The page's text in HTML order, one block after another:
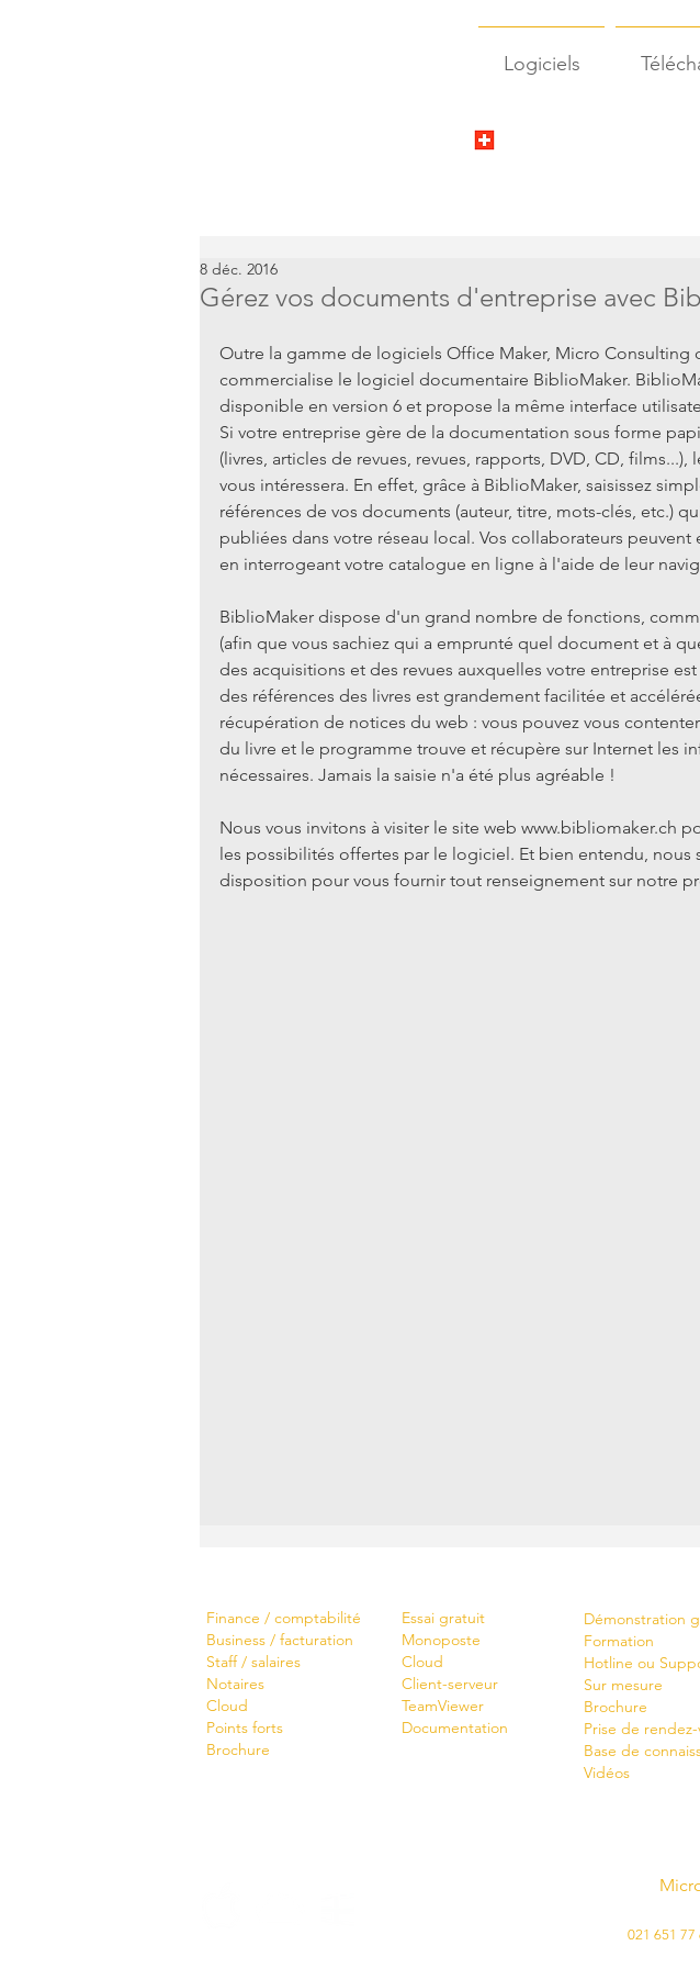
Logiciels
Gérez vos documents d'entreprise avec
8 déc. 2016
Outre la gamme de logiciels Office Maker, Micro Consulting
commercialise le logiciel documentaire BiblioMaker.
disponible en version 6 et propose la même interface
Si votre entreprise gère de la documentation sous forme
(livres, articles de revues, revues, rapports, DVD, CD,
vous intéressera. En effet, grâce à BiblioMaker, saisissez
références de vos documents (auteur, titre, mots-clés, etc.)
publiées dans votre réseau local. Vos collaborateurs peuvent
en interrogeant votre catalogue en ligne à l'aide de leur
BiblioMaker dispose d'un grand nombre de fonctions,
(afin que vous sachiez qui a emprunté quel document et à
des acquisitions et des revues auxquelles votre entreprise
des références des livres est grandement facilitée et
récupération de notices du web : vous pouvez vous
du livre et le programme trouve et récupère sur Internet les
nécessaires. Jamais la saisie n'a été plus agréable !
Nous vous invitons à visiter le site web www.bibliomaker.ch
les possibilités offertes par le logiciel. Et bien entendu, nous
disposition pour vous fournir tout renseignement sur notre
Finance / comptabilité
Business / facturation
Staff / salaires
Notaires
Cloud
Points forts
Brochure
Essai gratuit
Monoposte
Cloud
Client-serveur
TeamViewer
Documentation
Démonstration
Formation
Hotline ou
Sur mesure
Brochure
Prise de
Base de
Vidéos
021 651 77